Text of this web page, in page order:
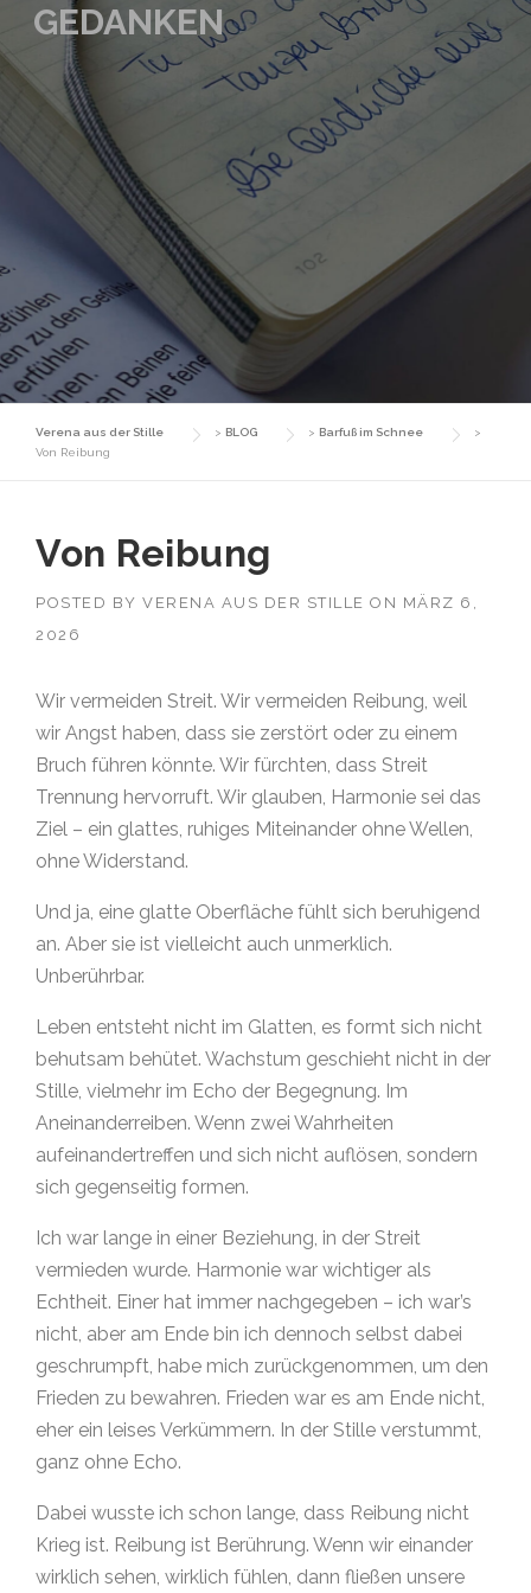
GEDANKEN
Verena aus der Stille > BLOG > Barfuß im Schnee
>
Von Reibung
Von Reibung
POSTED BY VERENA AUS DER STILLE ON MÄRZ 6,
2026
Wir vermeiden Streit. Wir vermeiden Reibung, weil
wir Angst haben, dass sie zerstört oder zu einem
Bruch führen könnte. Wir fürchten, dass Streit
Trennung hervorruft. Wir glauben, Harmonie sei das
Ziel – ein glattes, ruhiges Miteinander ohne Wellen,
ohne Widerstand.
Und ja, eine glatte Oberfläche fühlt sich beruhigend
an. Aber sie ist vielleicht auch unmerklich.
Unberührbar.
Leben entsteht nicht im Glatten, es formt sich nicht
behutsam behütet. Wachstum geschieht nicht in der
Stille, vielmehr im Echo der Begegnung. Im
Aneinanderreiben. Wenn zwei Wahrheiten
aufeinandertreffen und sich nicht auflösen, sondern
sich gegenseitig formen.
Ich war lange in einer Beziehung, in der Streit
vermieden wurde. Harmonie war wichtiger als
Echtheit. Einer hat immer nachgegeben – ich war’s
nicht, aber am Ende bin ich dennoch selbst dabei
geschrumpft, habe mich zurückgenommen, um den
Frieden zu bewahren. Frieden war es am Ende nicht,
eher ein leises Verkümmern. In der Stille verstummt,
ganz ohne Echo.
Dabei wusste ich schon lange, dass Reibung nicht
Krieg ist. Reibung ist Berührung. Wenn wir einander
wirklich sehen, wirklich fühlen, dann fließen unsere